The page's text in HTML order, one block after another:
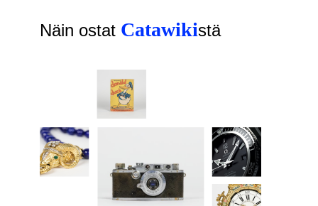
Näin ostat Catawikistä